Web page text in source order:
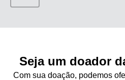
Seja um doador
Com sua doação, podemos